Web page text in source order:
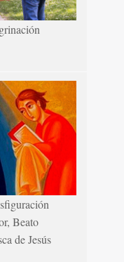
Beato
de Jesús